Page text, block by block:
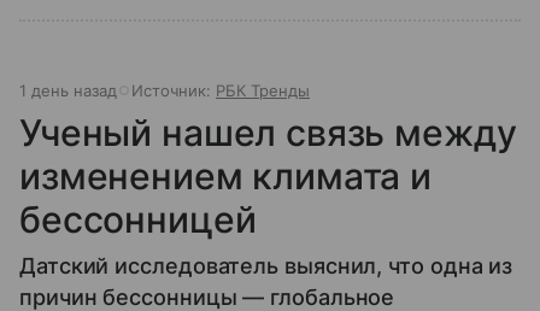
1 день назад Источник: РБК Тренды
Ученый нашел связь между
изменением климата и
бессонницей
Датский исследователь выяснил, что одна из
причин бессонницы — глобальное